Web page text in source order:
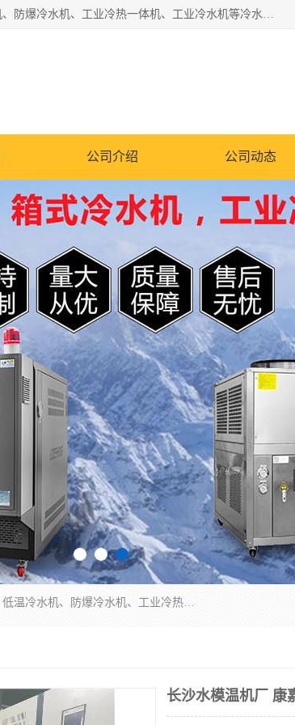
南京康嘉温控设备有限公司是一家工业冷水机厂家，主营产品：低温冷水机、防爆冷水机、工业冷热一体机、工业冷水机等冷水机，公司依托南京工业大学的技术，汇集众多业内技术，不断管理模式，使得我们的产品始终处于国内成员之一水平，在业界享有很高赞誉，是欧洲、北美、中东、东南亚等多个国家和地区。
公司介绍 公司动态
南京康嘉温控设备有限公司是一家工业冷水机厂家，主营产品：低温冷水机、防爆冷水机、工业冷热一体机、工业冷水机等冷水机，公司依托南京工业大学的技术，汇集众多业内技术，不断管理模式，使得我们的产品始终处于国内成员之一水平，在业界享有很高赞誉，是欧洲、北美、中东、东南亚等多个国家和地区。
长沙水模温机厂 康